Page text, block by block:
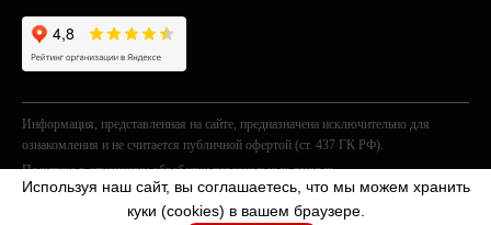
© 2026 «ГОСТ».
Информация, представленная на сайте, предназначена исключительно для
ознакомления и не считается публичной офертой (ст. 437 ГК РФ).
Политика в отношении обработки персональных данных
Используя наш сайт, вы соглашаетесь, что мы можем хранить
куки (cookies) в вашем браузере.